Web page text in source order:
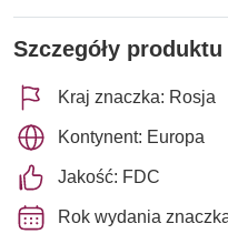
Szczegóły produktu
Kraj znaczka: Rosja
Kontynent: Europa
Jakość: FDC
Rok wydania